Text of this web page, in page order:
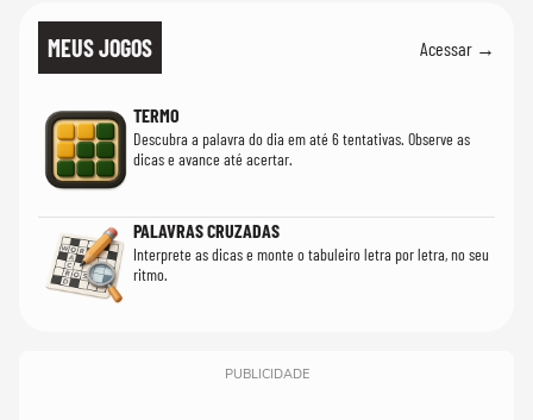
MEUS JOGOS Acessar →
TERMO
Descubra a palavra do dia em até 6 tentativas. Observe as
dicas e avance até acertar.
PALAVRAS CRUZADAS
Interprete as dicas e monte o tabuleiro letra por letra, no seu
ritmo.
PUBLICIDADE